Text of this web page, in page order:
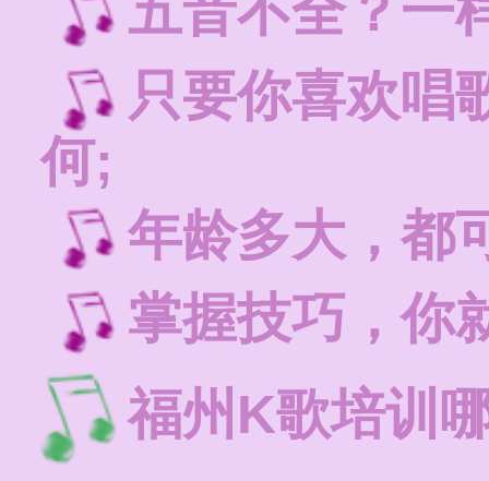
五音不全？一
只要你喜欢唱
何;
年龄多大，都
掌握技巧，你
福州K歌培训